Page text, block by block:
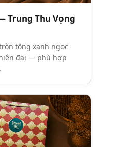
Trung Thu Vọng
tông xanh ngọc
đại — phù hợp